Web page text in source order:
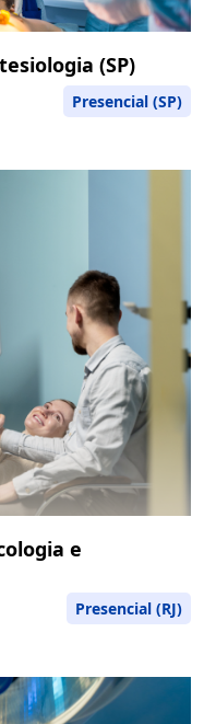
(SP)
Presencial (SP)
e
Presencial (RJ)